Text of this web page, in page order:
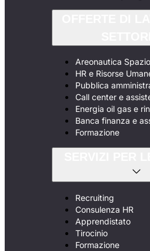
Areonautica
HR e Risorse
Pubblica
Call center e
Energia oil gas e
Banca finanza e
Formazione
Recruiting
Consulenza HR
Apprendistato
Tirocinio
Formazione